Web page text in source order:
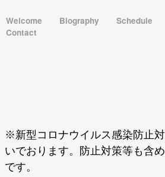
Welcome Biography Schedule
Contact
※新型コロナウイルス感染防止
いでおります。防止対策等も含
です。